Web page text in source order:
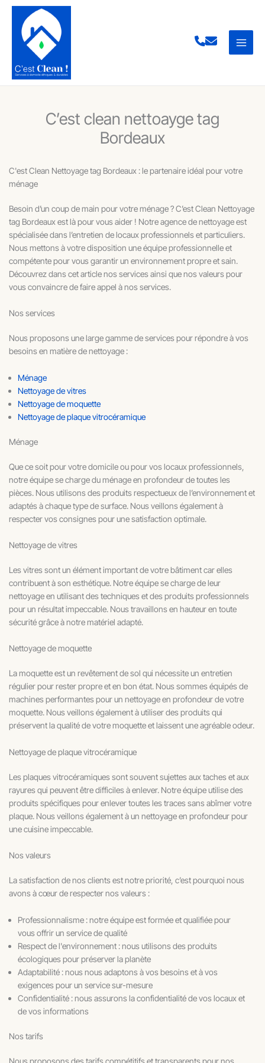
Aller
contenu
C’est clean nettoayge tag
Bordeaux
C'est Clean Nettoyage tag Bordeaux : le partenaire idéal pour votre
ménage
Besoin d’un coup de main pour votre ménage ? C’est Clean Nettoyage
tag Bordeaux est là pour vous aider ! Notre agence de nettoyage est
spécialisée dans l’entretien de locaux professionnels et particuliers.
Nous mettons à votre disposition une équipe professionnelle et
compétente pour vous garantir un environnement propre et sain.
Découvrez dans cet article nos services ainsi que nos valeurs pour
vous convaincre de faire appel à nos services.
Nos services
Nous proposons une large gamme de services pour répondre à vos
besoins en matière de nettoyage :
Ménage
Nettoyage de vitres
Nettoyage de moquette
Nettoyage de plaque vitrocéramique
Ménage
Que ce soit pour votre domicile ou pour vos locaux professionnels,
notre équipe se charge du ménage en profondeur de toutes les
pièces. Nous utilisons des produits respectueux de l’environnement et
adaptés à chaque type de surface. Nous veillons également à
respecter vos consignes pour une satisfaction optimale.
Nettoyage de vitres
Les vitres sont un élément important de votre bâtiment car elles
contribuent à son esthétique. Notre équipe se charge de leur
nettoyage en utilisant des techniques et des produits professionnels
pour un résultat impeccable. Nous travaillons en hauteur en toute
sécurité grâce à notre matériel adapté.
Nettoyage de moquette
La moquette est un revêtement de sol qui nécessite un entretien
régulier pour rester propre et en bon état. Nous sommes équipés de
machines performantes pour un nettoyage en profondeur de votre
moquette. Nous veillons également à utiliser des produits qui
préservent la qualité de votre moquette et laissent une agréable odeur.
Nettoyage de plaque vitrocéramique
Les plaques vitrocéramiques sont souvent sujettes aux taches et aux
rayures qui peuvent être difficiles à enlever. Notre équipe utilise des
produits spécifiques pour enlever toutes les traces sans abîmer votre
plaque. Nous veillons également à un nettoyage en profondeur pour
une cuisine impeccable.
Nos valeurs
La satisfaction de nos clients est notre priorité, c’est pourquoi nous
avons à cœur de respecter nos valeurs :
Professionnalisme : notre équipe est formée et qualifiée pour
vous offrir un service de qualité
Respect de l'environnement : nous utilisons des produits
écologiques pour préserver la planète
Adaptabilité : nous nous adaptons à vos besoins et à vos
exigences pour un service sur-mesure
Confidentialité : nous assurons la confidentialité de vos locaux et
de vos informations
Nos tarifs
Nous proposons des tarifs compétitifs et transparents pour nos